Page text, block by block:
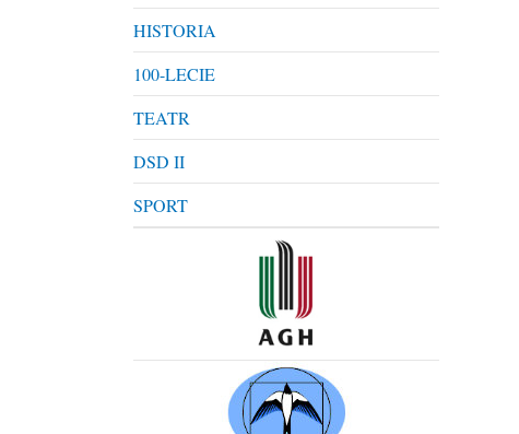
HISTORIA
100-LECIE
TEATR
DSD II
SPORT